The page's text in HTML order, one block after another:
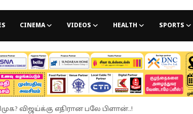
CINEMA VIDEOS HEALTH SPORTS
விஜய்க்கு எதிரான பலே பிளான்..!